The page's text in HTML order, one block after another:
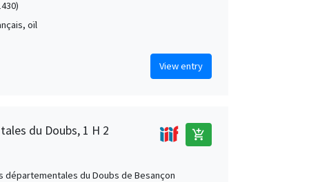
oïl
View entry
du Doubs, 1 H 2 add_shopping_cart
départementales du Doubs de Besançon